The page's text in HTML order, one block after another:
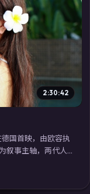
2:30:42
国首映，由欧容执
叙事主轴，两代人
地域气质；站内亦
展检索同类型高分